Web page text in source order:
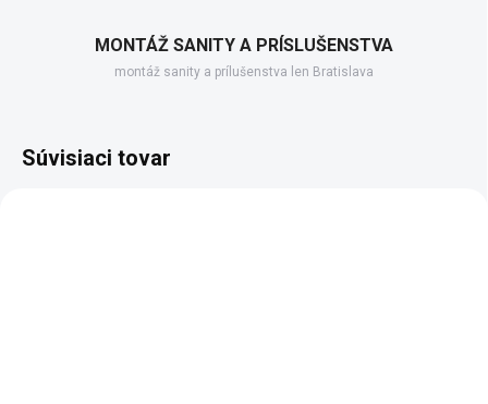
MONTÁŽ SANITY A PRÍSLUŠENSTVA
montáž sanity a prílušenstva len Bratislava
Súvisiaci tovar